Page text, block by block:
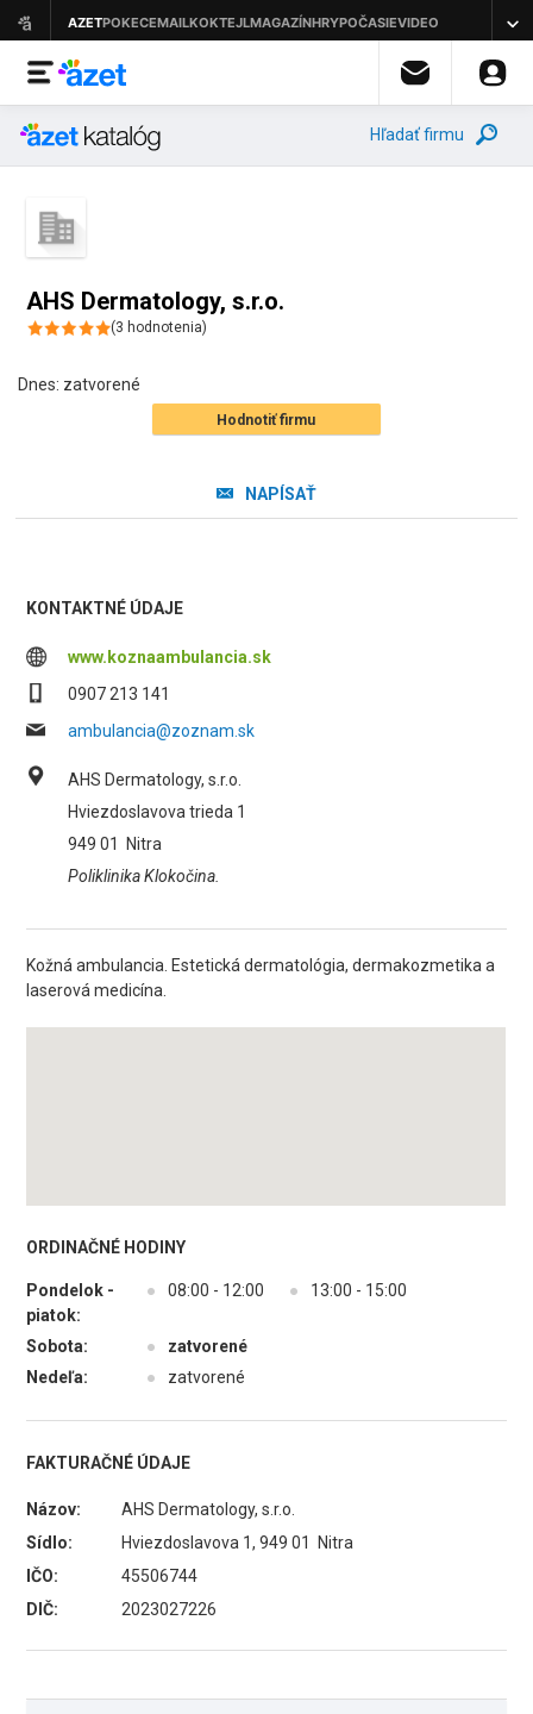
Hľadať firmu
AHS Dermatology, s.r.o.
(3 hodnotenia)
Dnes: zatvorené
Hodnotiť firmu
NAPÍSAŤ
KONTAKTNÉ ÚDAJE
www.koznaambulancia.sk
0907 213 141
ambulancia@zoznam.sk
AHS Dermatology, s.r.o.
Hviezdoslavova trieda 1
949 01
Nitra
Poliklinika Klokočina.
Kožná ambulancia. Estetická dermatológia, dermakozmetika a
laserová medicína.
ORDINAČNÉ HODINY
Pondelok -
piatok:
● 08:00 - 12:00 ● 13:00 - 15:00
Sobota: ●
zatvorené
Nedeľa:
● zatvorené
FAKTURAČNÉ ÚDAJE
Názov:
AHS Dermatology, s.r.o.
Sídlo:
Hviezdoslavova 1, 949 01 Nitra
IČO:
45506744
DIČ:
2023027226